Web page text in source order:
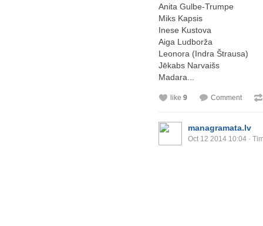
Anita Gulbe-Trumpe
Miks Kapsis
Inese Kustova
Aiga Ludborža
Leonora (Indra Štrausa)
Jēkabs Narvaišs
Madara...
like 9 Comment
managramata.lv
Oct 12 2014 10:04 ·